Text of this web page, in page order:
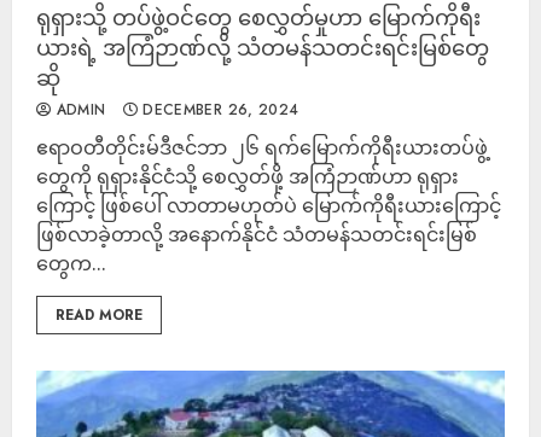
ရုရှားသို့ တပ်ဖွဲ့ဝင်တွေ စေလွှတ်မှုဟာ မြောက်ကိုရီး
ယားရဲ့ အကြံဉာဏ်လို့ သံတမန်သတင်းရင်းမြစ်တွေ
ဆို
ADMIN DECEMBER 26, 2024
ဧရာဝတီတိုင်းမ်ဒီဇင်ဘာ ၂၆ ရက်မြောက်ကိုရီးယားတပ်ဖွဲ့
တွေကို ရုရှားနိုင်ငံသို့ စေလွှတ်ဖို့ အကြံဉာဏ်ဟာ ရုရှား
ကြောင့် ဖြစ်ပေါ် လာတာမဟုတ်ပဲ မြောက်ကိုရီးယားကြောင့်
ဖြစ်လာခဲ့တာလို့ အနောက်နိုင်ငံ သံတမန်သတင်းရင်းမြစ်
တွေက...
READ MORE